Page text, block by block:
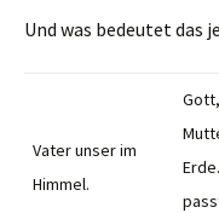
Und was bedeutet das
Vater unser im
Himmel.